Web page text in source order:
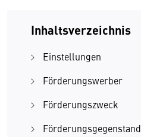
Inhaltsverzeichnis
Einstellungen
Förderungswerber
Förderungszweck
Förderungsgegenstand